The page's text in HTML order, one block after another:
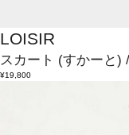
LOISIR
スカート (すかーと) /
¥19,800